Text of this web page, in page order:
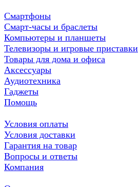
Смартфоны
Смарт-часы и браслеты
Компьютеры и планшеты
Телевизоры и игровые приставки
Товары для дома и офиса
Аксессуары
Аудиотехника
Гаджеты
Помощь
Условия оплаты
Условия доставки
Гарантия на товар
Вопросы и ответы
Компания